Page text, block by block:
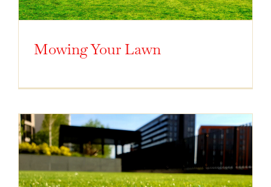
Mowing Your Lawn